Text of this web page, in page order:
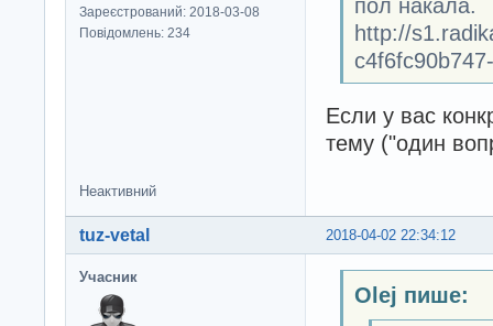
Зареєстрований: 2018-03-08
Повідомлень: 234
пол накала.
http://
Если у вас
тему ("один
Неактивний
2018-04-02 22:34:12
tuz-vetal
Учасник
Olej пише: